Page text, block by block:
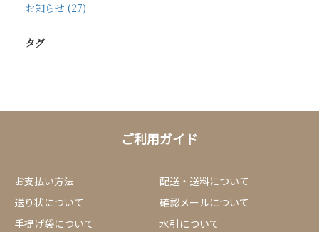
お知らせ (27)
タグ
ご利用ガイド
お支払い方法
配送・送料について
送り状について
確認メールについて
手提げ袋について
水引について